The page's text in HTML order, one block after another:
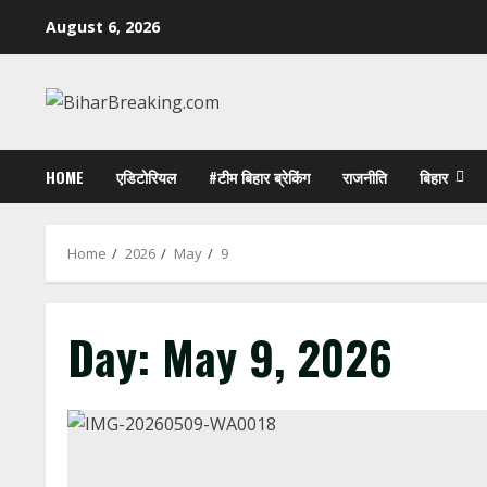
August 6, 2026
HOME एडिटोरियल #टीम बिहार ब्रेकिंग राजनीति बिहार
Home 2026 May 9
Day: May 9, 2026